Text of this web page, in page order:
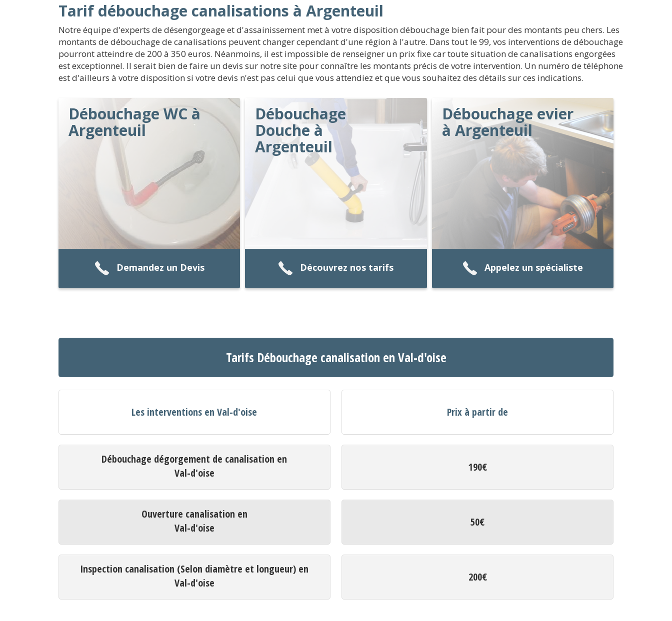
Tarif débouchage canalisations à Argenteuil
Notre équipe d'experts de désengorgeage et d'assainissement met à votre disposition débouchage bien fait pour des montants peu chers. Les
montants de débouchage de canalisations peuvent changer cependant d'une région à l'autre. Dans tout le 99, vos interventions de débouchage
pourront atteindre de 200 à 350 euros. Néanmoins, il est impossible de renseigner un prix fixe car toute situation de canalisations engorgées
est exceptionnel. Il serait bien de faire un devis sur notre site pour connaître les montants précis de votre intervention. Un numéro de téléphone
est d'ailleurs à votre disposition si votre devis n'est pas celui que vous attendiez et que vous souhaitez des détails sur ces indications.
Débouchage WC à
Argenteuil
Demandez un Devis
Débouchage
Douche à
Argenteuil
Découvrez nos tarifs
Débouchage evier
à Argenteuil
Appelez un spécialiste
Tarifs Débouchage canalisation en Val-d'oise
Les interventions en Val-d'oise Prix à partir de
Débouchage dégorgement de canalisation en
Val-d'oise
190€
Ouverture canalisation en
Val-d'oise
50€
Inspection canalisation (Selon diamètre et longueur) en
Val-d'oise
200€